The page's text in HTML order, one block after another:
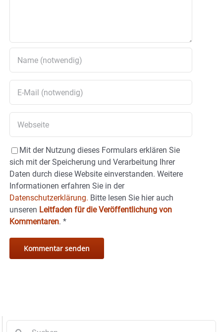
Mit der Nutzung dieses Formulars erklären Sie
sich mit der Speicherung und Verarbeitung Ihrer
Daten durch diese Website einverstanden. Weitere
Informationen erfahren Sie in der
Datenschutzerklärung. Bitte lesen Sie hier auch
unseren Leitfaden für die Veröffentlichung von
Kommentaren. *